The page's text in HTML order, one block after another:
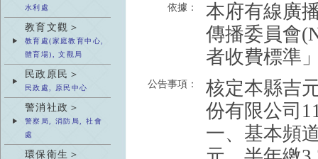
水利處
教育文觀＞
教育處(家庭教育中心,
體育場), 文觀局
民政原民＞
民政處, 原民中心
警消社政＞
警察局, 消防局, 社會
處
環保衛生＞
依據：
本府有線廣
傳播委員會
者收費標準
公告事項：
核定本縣吉
份有限公司
一、基本頻